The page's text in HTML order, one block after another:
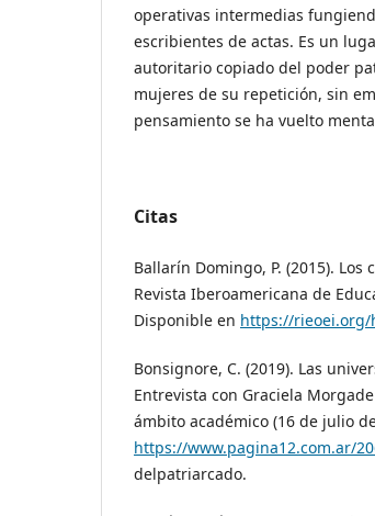
operativas intermedias
escribientes de actas. Es un
autoritario copiado del poder
mujeres de su repetición, sin
pensamiento se ha vuelto
Citas
Ballarín Domingo, P. (2015).
Revista Iberoamericana de
Disponible en https://rieoei.org/
Bonsignore, C. (2019). Las
Entrevista con Graciela
ámbito académico (16 de julio
https://www.pagina12.com.ar/
delpatriarcado.